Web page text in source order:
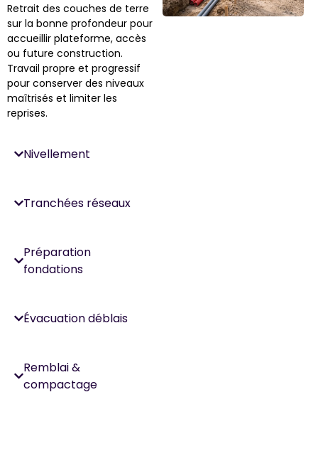
Retrait des couches de terre
sur la bonne profondeur pour
accueillir plateforme, accès
ou future construction.
Travail propre et progressif
pour conserver des niveaux
maîtrisés et limiter les
reprises.
Nivellement
Tranchées réseaux
Préparation
fondations
Évacuation déblais
Remblai &
compactage